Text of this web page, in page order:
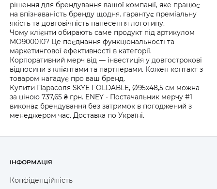
рішення для брендування вашої компанії, яке працює
на впізнаваність бренду щодня. гарантує преміальну
якість та довговічність нанесення логотипу.
Чому клієнти обирають саме продукт під артикулом
MO900010? Це поєднання функціональності та
маркетингової ефективності в категорії.
Корпоративний мерч від — інвестиція у довгострокові
відносини з клієнтами та партнерами. Кожен контакт з
товаром нагадує про ваш бренд.
Купити Парасоля SKYE FOLDABLE, Ø95х48,5 см можна
за ціною 737,65 ₴ грн. ENEY - Постачальник мерчу #1
виконає брендування без затримок в погоджений з
менеджером час. Доставка по Україні.
ІНФОРМАЦІЯ
Конфіденційність